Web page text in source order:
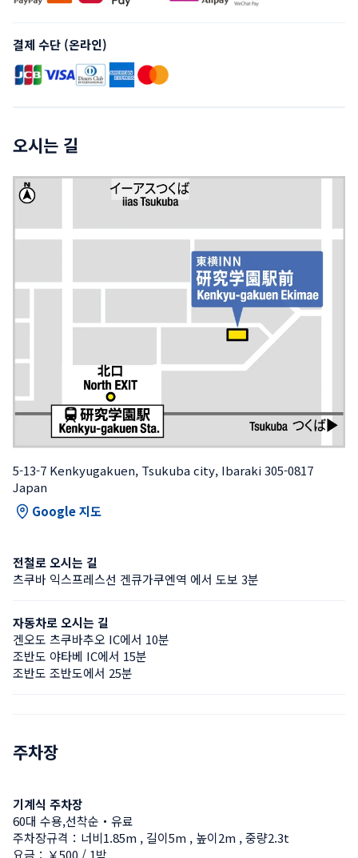
결제 수단 (온라인)
오시는 길
5-13-7 Kenkyugakuen, Tsukuba city, Ibaraki 305-0817
Japan
Google 지도
전철로 오시는 길
츠쿠바 익스프레스선 겐큐가쿠엔역 에서 도보 3분
자동차로 오시는 길
겐오도 츠쿠바추오 IC에서 10분
조반도 야타베 IC에서 15분
조반도 조반도에서 25분
주차장
기계식 주차장
60대 수용,선착순・유료
주차장규격：너비1.85m , 길이5m , 높이2m , 중량2.3t
요금：￥500 / 1박